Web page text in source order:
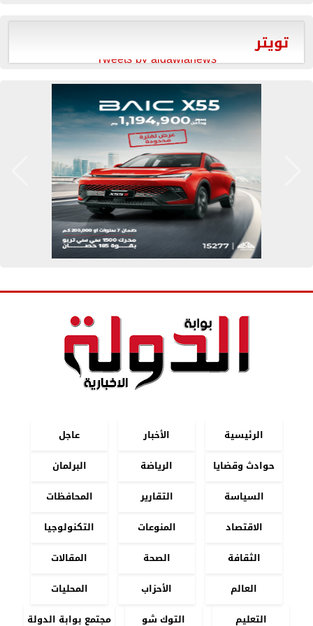
تويتر
Tweets by aldawlanews
الرئيسية الأخبار
عاجل
حوادث وقضايا
الرياضة
البرلمان
السياسة
التقارير
المحافظات
الاقتصاد
المنوعات
التكنولوجيا
الثقافة
الصحة
المقالات
العالم
الأحزاب
المحليات
التعليم
التوك شو مجتمع بوابة الدولة